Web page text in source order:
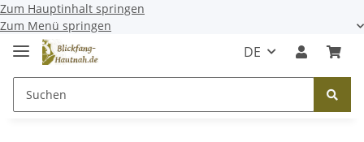
Zum Hauptinhalt springen
Zum Menü springen
DE